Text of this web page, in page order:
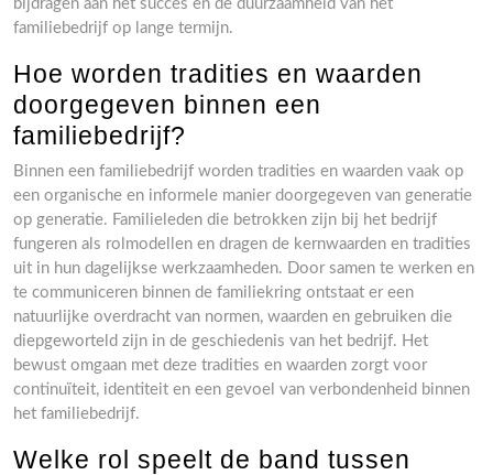
bijdragen aan het succes en de duurzaamheid van het
familiebedrijf op lange termijn.
Hoe worden tradities en waarden
doorgegeven binnen een
familiebedrijf?
Binnen een familiebedrijf worden tradities en waarden vaak op
een organische en informele manier doorgegeven van generatie
op generatie. Familieleden die betrokken zijn bij het bedrijf
fungeren als rolmodellen en dragen de kernwaarden en tradities
uit in hun dagelijkse werkzaamheden. Door samen te werken en
te communiceren binnen de familiekring ontstaat er een
natuurlijke overdracht van normen, waarden en gebruiken die
diepgeworteld zijn in de geschiedenis van het bedrijf. Het
bewust omgaan met deze tradities en waarden zorgt voor
continuïteit, identiteit en een gevoel van verbondenheid binnen
het familiebedrijf.
Welke rol speelt de band tussen